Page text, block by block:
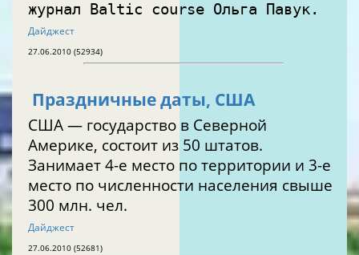
журнал Baltic course Ольга Павук.
Дайджест
27.06.2010 (52934)
Праздничные даты, США
США — государство в Северной
Америке, состоит из 50 штатов.
Занимает 4-е место по территории и 3-е
место по численности населения свыше
300 млн. чел.
Дайджест
27.06.2010 (52681)